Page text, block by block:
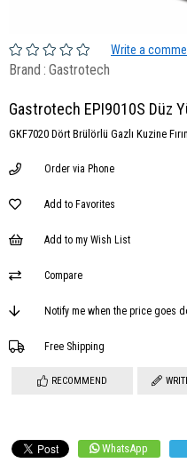
Write a
Brand : Gastrotech
Gastrotech EPI9010S Düz
GKF7020 Dört Brülörlü Gazlı Kuzine
Order via Phone
Add to Favorites
Add to my Wish List
Compare
Notify me when the price goes
Free Shipping
RECOMMEND
WhatsApp